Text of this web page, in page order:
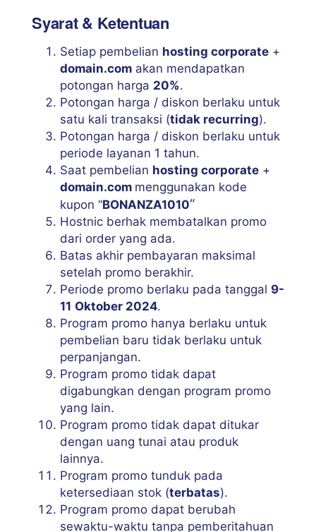
Syarat & Ketentuan
Setiap pembelian hosting corporate +
domain.com akan mendapatkan
potongan harga 20%.
Potongan harga / diskon berlaku untuk
satu kali transaksi (tidak recurring).
Potongan harga / diskon berlaku untuk
periode layanan 1 tahun.
Saat pembelian hosting corporate +
domain.com menggunakan kode
kupon “BONANZA1010“
Hostnic berhak membatalkan promo
dari order yang ada.
Batas akhir pembayaran maksimal
setelah promo berakhir.
Periode promo berlaku pada tanggal 9-
11 Oktober 2024.
Program promo hanya berlaku untuk
pembelian baru tidak berlaku untuk
perpanjangan.
Program promo tidak dapat
digabungkan dengan program promo
yang lain.
Program promo tidak dapat ditukar
dengan uang tunai atau produk
lainnya.
Program promo tunduk pada
ketersediaan stok (terbatas).
Program promo dapat berubah
sewaktu-waktu tanpa pemberitahuan